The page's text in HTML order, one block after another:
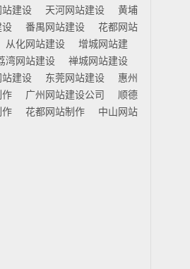
建设 天河网站建设
黄埔
设 番禺网站建设
花都网站
从化网站建设
增城网站建
湾网站建设
禅城网站建设
建设 东莞网站建设
惠州
作 广州网站建设公司
顺德
作 花都网站制作
中山网站